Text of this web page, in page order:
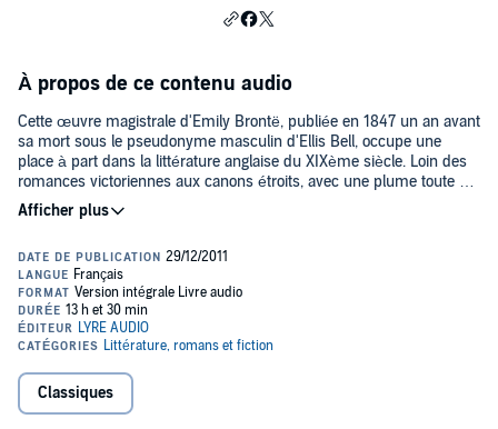
À propos de ce contenu audio
Cette œuvre magistrale d'Emily Brontë, publiée en 1847 un an avant
sa mort sous le pseudonyme masculin d'Ellis Bell, occupe une
place à part dans la littérature anglaise du XIXème siècle. Loin des
romances victoriennes aux canons étroits, avec une plume toute de
passion, elle nous dépeint ici l'histoire d'une famille des landes
anglaises emportée par une tourmente de sentiments d'une
Classiques